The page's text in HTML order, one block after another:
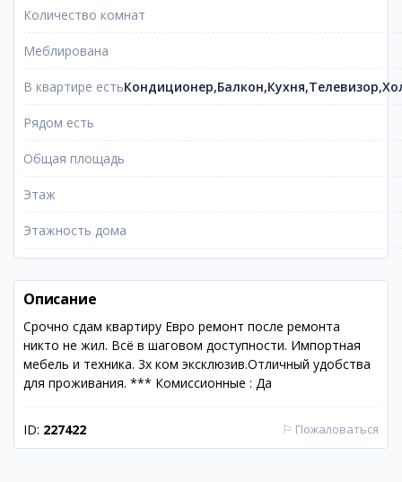
Количество комнат
Меблирована
В квартире есть
Рядом есть
Общая площадь
Этаж
Этажность дома
Описание
Срочно сдам квартиру Евро ремонт после ремонта
никто не жил. Всё в шаговом доступности. Импортная
мебель и техника. 3х ком эксклюзив.Отличный удобства
для проживания. *** Комиссионные : Да
ID: 227422 ⚐ Пожаловаться